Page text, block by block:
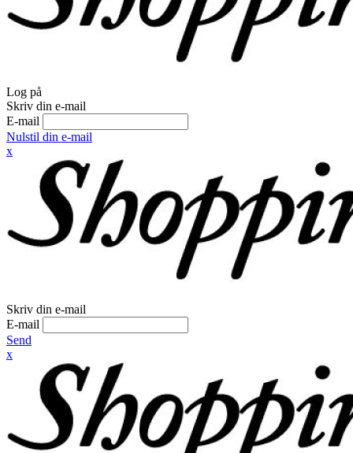
Log på
Skriv din e-mail
E-mail
Nulstil din e-mail
x
Skriv din e-mail
E-mail
Send
x